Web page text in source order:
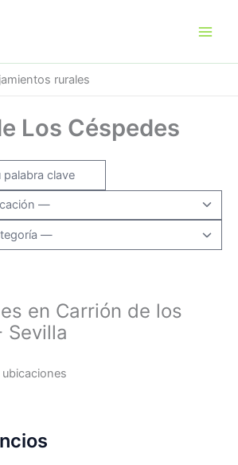
rurales
Los Céspedes
en Carrión de los
Sevilla